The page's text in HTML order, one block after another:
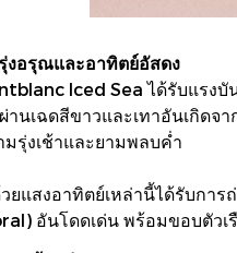
งอรุณและอาทิตย์อัสดง
Iced Sea ได้รับแรงบั
านเฉดสีขาวและเทาอันเกิด
รุ่งเช้าและยามพลบค่ำ
ยแสงอาทิตย์เหล่านี้ได้รับก
อันโดดเด่น พร้อมขอบตัวเ